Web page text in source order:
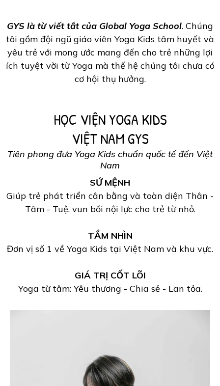
GYS là từ viết tắt của Global Yoga School. Chúng
tôi gồm đội ngũ giáo viên Yoga Kids tâm huyết và
yêu trẻ với mong ước mang đến cho trẻ những lợi
ích tuyệt vời từ Yoga mà thế hệ chúng tôi chưa có
cơ hội thụ hưởng.
HỌC VIỆN YOGA KIDS
VIỆT NAM GYS
Tiên phong đưa Yoga Kids chuẩn quốc tế đến Việt
Nam
SỨ MỆNH
Giúp trẻ phát triển cân bằng và toàn diện Thân -
Tâm - Tuệ, vun bồi nội lực cho trẻ từ nhỏ.
TẦM NHÌN
Đơn vị số 1 về Yoga Kids tại Việt Nam và khu vực.
GIÁ TRỊ CỐT LÕI
Yoga từ tâm: Yêu thương - Chia sẻ - Lan tỏa.